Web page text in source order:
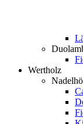
Wertholz